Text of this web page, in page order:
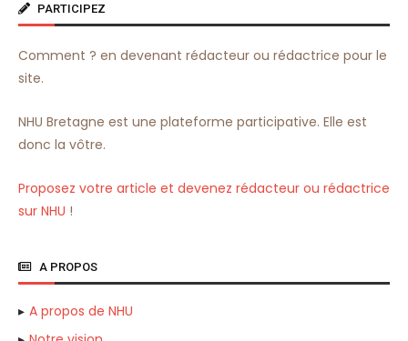
PARTICIPEZ
Comment ? en devenant rédacteur ou rédactrice pour le
site.
NHU Bretagne est une plateforme participative. Elle est
donc la vôtre.
Proposez votre article et devenez rédacteur ou rédactrice
sur NHU !
A PROPOS
A propos de NHU